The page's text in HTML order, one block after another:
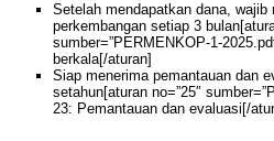
Setelah mendapatkan dana, wajib
perkembangan setiap 3
sumber=”PERMENKOP-1-
berkala[/aturan]
Siap menerima pemantauan dan
setahun[aturan no=”25″
23: Pemantauan dan evaluasi[/